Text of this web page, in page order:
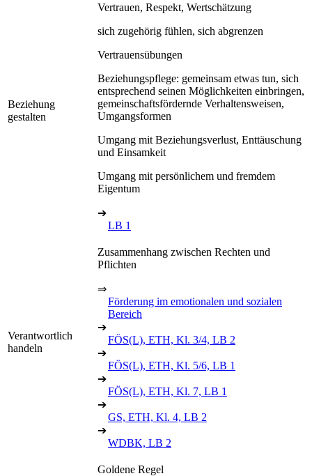
Beziehung
gestalten
Vertrauen, Respekt, Wertschätzung
sich zugehörig fühlen, sich abgrenzen
Vertrauensübungen
Beziehungspflege: gemeinsam etwas tun, sich
entsprechend seinen Möglichkeiten einbringen,
gemeinschaftsfördernde Verhaltensweisen,
Umgangsformen
Umgang mit Beziehungsverlust, Enttäuschung
und Einsamkeit
Umgang mit persönlichem und fremdem
Eigentum
➔
LB 1
Verantwortlich
handeln
Zusammenhang zwischen Rechten und
Pflichten
⇒
Förderung im emotionalen und sozialen
Bereich
➔
FÖS(L), ETH, Kl. 3/4, LB 2
➔
FÖS(L), ETH, Kl. 5/6, LB 1
➔
FÖS(L), ETH, Kl. 7, LB 1
➔
GS, ETH, Kl. 4, LB 2
➔
WDBK, LB 2
Goldene Regel